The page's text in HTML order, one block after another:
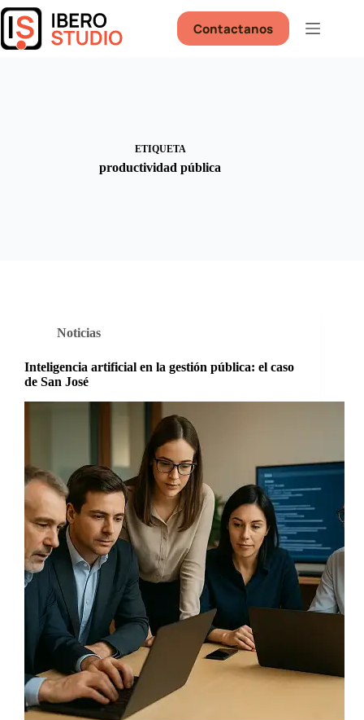
Saltar
al
contenido
Contactanos
ETIQUETA
productividad pública
Noticias
Inteligencia artificial en la gestión pública: el caso
de San José